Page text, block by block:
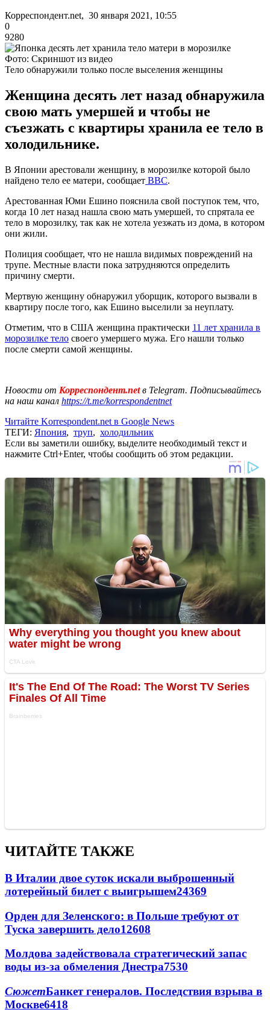
Корреспондент.net, 30 января 2021, 10:55
0
9280
Фото: Скриншот из видео
Тело обнаружили только после выселения женщины
Женщина десять лет назад обнаружила
свою мать умершей и чтобы не
съезжать с квартиры хранила ее тело в
холодильнике.
В Японии арестовали женщину, в морозилке которой было
найдено тело ее матери, сообщает BBC.
Арестованная Юми Ешино пояснила свой поступок тем, что,
когда 10 лет назад нашла свою мать умершей, то спрятала ее
тело в морозилку, так как не хотела уезжать из дома, в котором
они жили.
Полиция сообщает, что не нашла видимых повреждений на
трупе. Местные власти пока затрудняются определить
причину смерти.
Мертвую женщину обнаружил уборщик, которого вызвали в
квартиру после того, как Ешино выселили за неуплату.
Отметим, что в США женщина практически 11 лет хранила в
морозилке тело своего умершего мужа. Его нашли только
после смерти самой женщины.
Новости от Корреспондент.netв Telegram. Подписывайтесь
на наш канал https://t.me/korrespondentnet
Читайте Korrespondent.net в Google News
ТЕГИ: Япония, труп, холодильник
Если вы заметили ошибку, выделите необходимый текст и
нажмите Ctrl+Enter, чтобы сообщить об этом редакции.
ЧИТАЙТЕ ТАКЖЕ
В Италии двое суток искали выброшенный
лотерейный билет с выигрышем24369
Орден для Зеленского: в Польше требуют от
Туска завершить дело12608
Молдова задействовала стратегический запас
воды из-за обмеления Днестра7530
СюжетБанкет генералов. Последствия взрыва в
Москве6418